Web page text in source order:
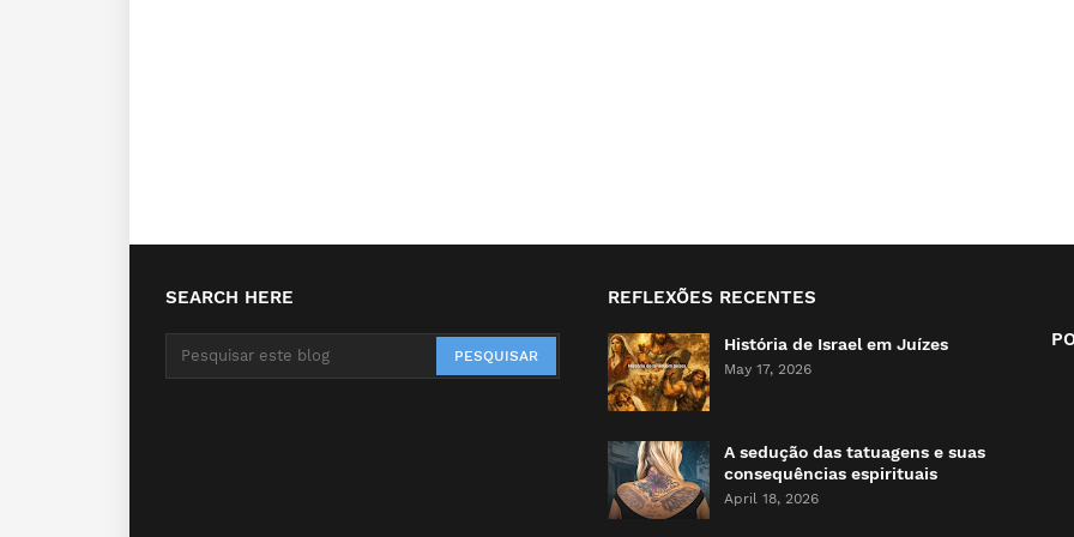
SEARCH HERE REFLEXÕES RECENTES
História de Israel em Juízes
May 17, 2026
A sedução das tatuagens e suas
consequências espirituais
April 18, 2026